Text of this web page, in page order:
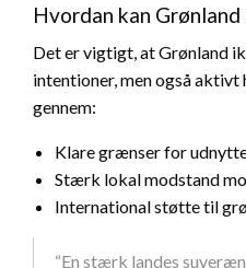
Hvordan kan
Det er vigtigt, at Grønland
intentioner, men også aktivt
gennem:
Klare grænser for
Stærk lokal modstand
International støtte til
“En stærk landes